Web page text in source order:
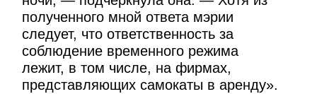
полученного мной ответа мэрии
следует, что ответственность за
соблюдение временного режима
лежит, в том числе, на фирмах,
представляющих самокаты в аренду».